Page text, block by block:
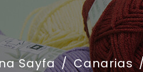
Sayfa / Canarias